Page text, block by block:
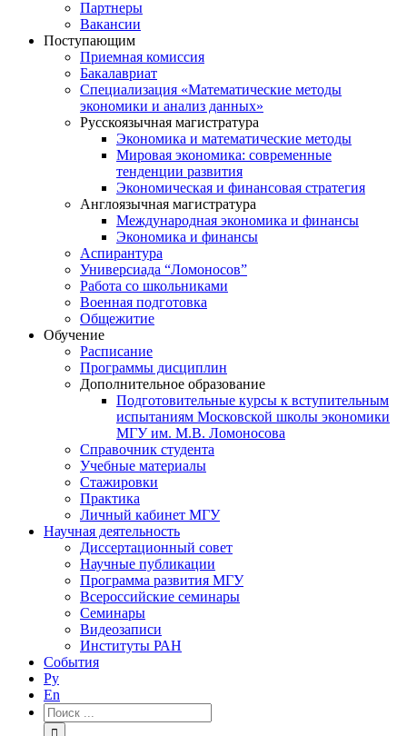
Партнеры
Вакансии
Поступающим
Приемная комиссия
Бакалавриат
Специализация «Математические методы
экономики и анализ данных»
Русскоязычная магистратура
Экономика и математические методы
Мировая экономика: современные
тенденции развития
Экономическая и финансовая стратегия
Англоязычная магистратура
Международная экономика и финансы
Экономика и финансы
Аспирантура
Универсиада “Ломоносов”
Работа со школьниками
Военная подготовка
Общежитие
Обучение
Расписание
Программы дисциплин
Дополнительное образование
Подготовительные курсы к вступительным
испытаниям Московской школы экономики
МГУ им. М.В. Ломоносова
Справочник студента
Учебные материалы
Стажировки
Практика
Личный кабинет МГУ
Научная деятельность
Диссертационный совет
Научные публикации
Программа развития МГУ
Всероссийские семинары
Семинары
Видеозаписи
Институты РАН
События
Ру
En
Результат
поиска: